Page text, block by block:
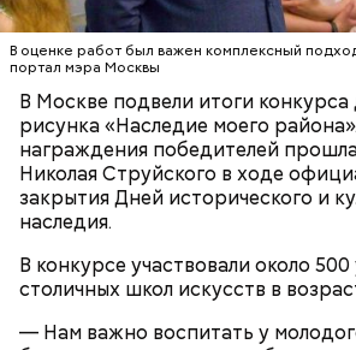
В оценке работ был важен комплексный
портал мэра Москвы
В Москве подвели итоги конкурса
рисунка «Наследие моего
награждения победителей
Николая Струйского в ходе
закрытия Дней исторического и
наследия.
В конкурсе участвовали около 500
столичных школ искусств в
— Нам важно воспитать у
За свою земную жизнь он
добрых дел во славу Божию.
Очищенный сырой салатный
нашинковать соломкой. Яблоки
кожицы и семян, нарезать
нарезать вареный картофель.
перемешать, полить салатной
в салатник горкой и украсить